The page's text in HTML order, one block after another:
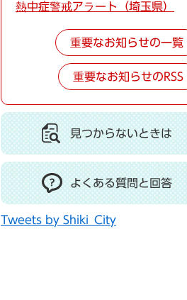
熱中症警戒アラート（埼玉県）
重要なお知らせの一覧
重要なお知らせのRSS
見つからないときは
よくある質問と回答
Tweets by Shiki_City